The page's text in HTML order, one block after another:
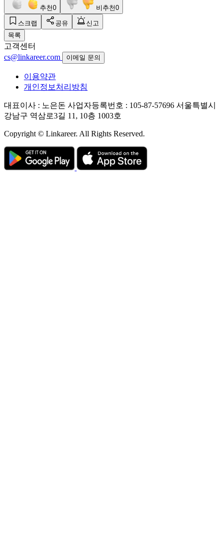
추천0 비추천0
스크랩 공유
신고
목록
고객센터
cs@linkareer.com
이메일 문의
이용약관
개인정보처리방침
대표이사 : 노은돈 사업자등록번호 : 105-87-57696 서울특별시
강남구 역삼로3길 11, 10층 1003호
Copyright © Linkareer. All Rights Reserved.